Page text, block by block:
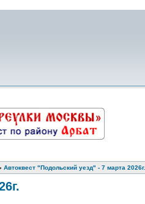
Автоквест "Подольский уезд" - 7 марта 2026г.